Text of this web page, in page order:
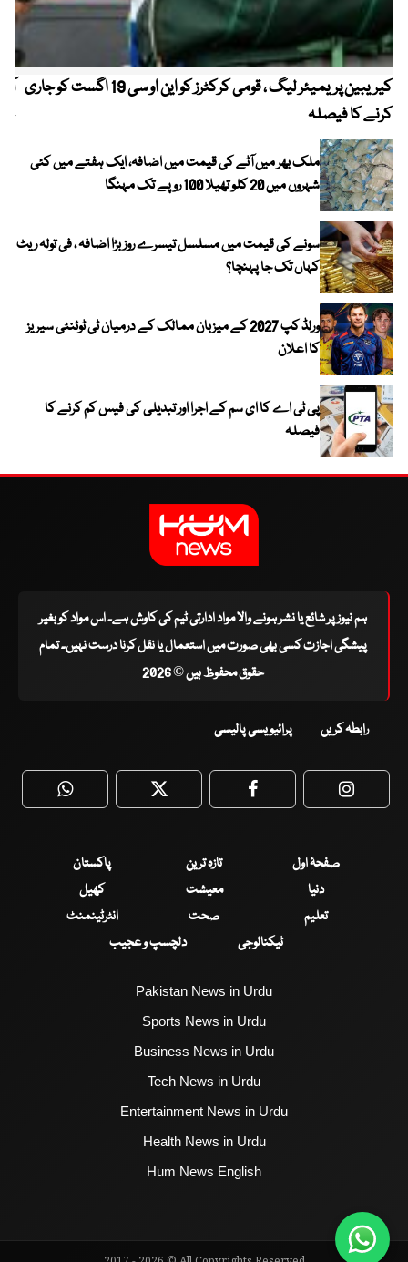
کیریبین پریمیئر لیگ ، قومی کرکٹرز کو این او سی 19 اگست کو جاری
کرنے کا فیصلہ
ملک بھر میں آٹے کی قیمت میں اضافہ، ایک ہفتے میں کئی
شہروں میں 20 کلو تھیلا 100 روپے تک مہنگا
سونے کی قیمت میں مسلسل تیسرے روز بڑا اضافہ ، فی تولہ ریٹ
کہاں تک جا پہنچا؟
ورلڈ کپ 2027 کے میزبان ممالک کے درمیان ٹی ٹوئنٹی سیریز
کا اعلان
پی ٹی اے کا ای سم کے اجرا اور تبدیلی کی فیس کم کرنے کا
فیصلہ
ہم نیوز پر شائع یا نشر ہونے والا مواد ادارتی ٹیم کی کاوش ہے۔ اس مواد کو بغیر
پیشگی اجازت کسی بھی صورت میں استعمال یا نقل کرنا درست نہیں۔ تمام
حقوق محفوظ ہیں © 2026
رابطہ کریں پرائیویسی پالیسی
WhatsApp Twitter Facebook
صفحۂ اول تازہ ترین
پاکستان
دنیا
معیشت
کھیل
تعلیم
صحت
انٹرٹینمنٹ
ٹیکنالوجی
دلچسپ و عجیب
Pakistan News in Urdu
Sports News in Urdu
Business News in Urdu
Tech News in Urdu
Entertainment News in Urdu
Health News in Urdu
Hum News English